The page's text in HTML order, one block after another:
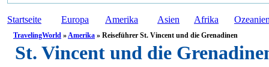
Startseite Europa Amerika Asien Afrika
TravelingWorld »Amerika » Reiseführer St. Vincent und die Grenadinen
St. Vincent und die